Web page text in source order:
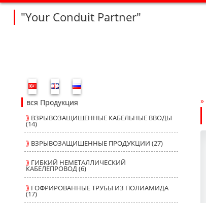
"Your Conduit Partner"
вся Продукция
⟫ ВЗРЫВОЗАЩИЩЕННЫЕ КАБЕЛЬНЫЕ ВВОДЫ
(14)
⟫ ВЗРЫВОЗАЩИЩЕННЫЕ ПРОДУКЦИИ (27)
⟫ ГИБКИЙ НЕМЕТАЛЛИЧЕСКИЙ
КАБЕЛЕПРОВОД (6)
⟫ ГОФРИРОВАННЫЕ ТРУБЫ ИЗ ПОЛИАМИДА
(17)
»